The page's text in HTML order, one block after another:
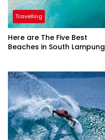
Travelling
Here are The Five Best
Beaches in South Lampung